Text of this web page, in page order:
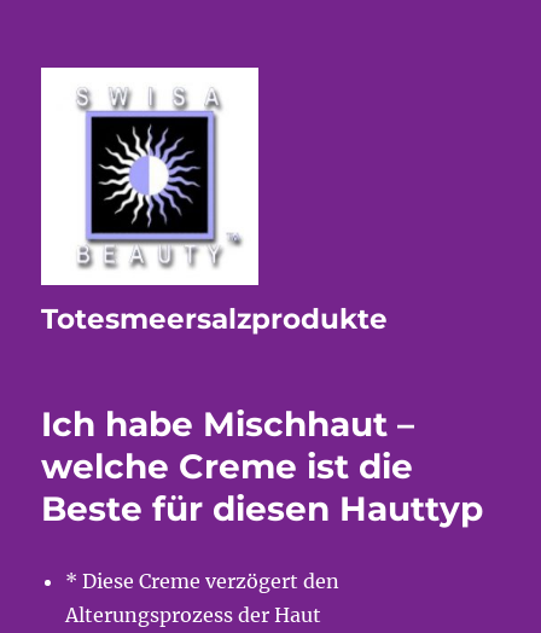
Totesmeersalzprodukte
Ich habe Mischhaut –
welche Creme ist die
Beste für diesen Hauttyp
* Diese Creme verzögert den
Alterungsprozess der Haut